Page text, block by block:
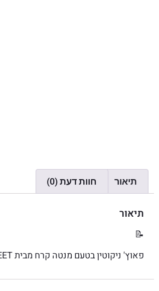
תיאור חוות דעת (0)
תיאור
📝
פאוץ' ניקוטין בטעם מנטה קרח מבית QWEET .